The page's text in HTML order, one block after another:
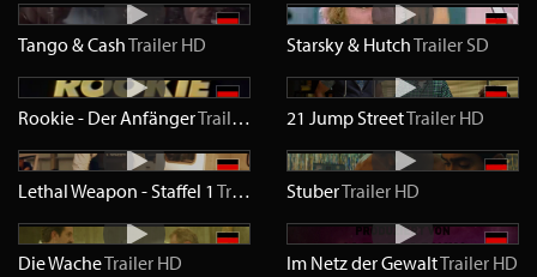
Tango & CashTrailer HD Starsky & HutchTrailer SD
Rookie - Der AnfängerTrailer 21 Jump StreetTrailer HD
Lethal Weapon - Staffel 1 Trailer HDStuberTrailer HD
Die WacheTrailer HD Im Netz der GewaltTrailer HD